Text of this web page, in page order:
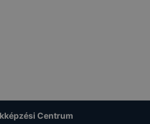
Centrum
használatára, vagy a honlap a